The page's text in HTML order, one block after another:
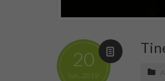
20
iun., 2019